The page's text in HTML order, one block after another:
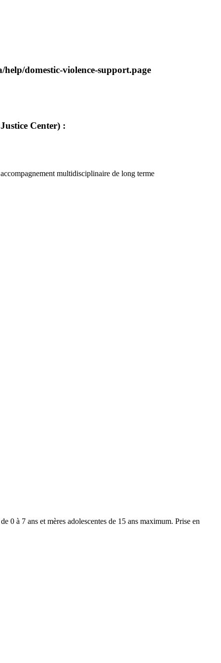
domestic-violence-support.page
Center) :
multidisciplinaire de long terme
0 à 7 ans et mères adolescentes de 15 ans maximum. Prise en